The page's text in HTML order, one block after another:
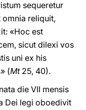
sequeretur
reliquit,
«Hoc est
sicut dilexi vos
uni ex his
(Mt25, 40).
die VII mensis
Dei legi oboedivit